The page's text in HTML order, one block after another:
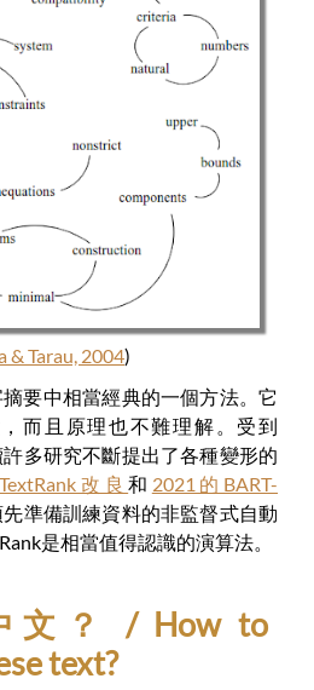
& Tarau, 2004)
要中相當經典的一個方法。它
而且原理也不難理解。受到
多研究不斷提出了各種變形的
改良和 2021的BART-
準備訓練資料的非監督式自動
是相當值得認識的演算法。
文？ / How to
text?